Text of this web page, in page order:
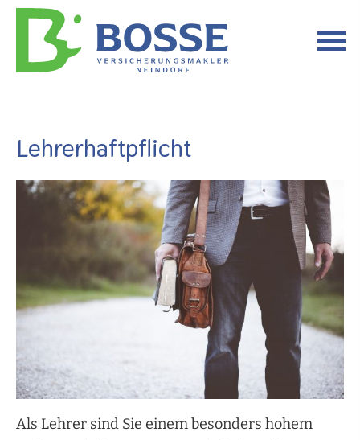
Lehrerhaftpflicht
Als Lehrer sind Sie einem besonders hohem